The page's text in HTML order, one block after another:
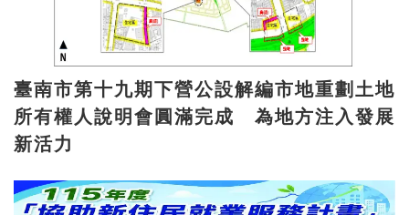
臺南市第十九期下營公設解編市地重劃土地
所有權人說明會圓滿完成 為地方注入發展
新活力